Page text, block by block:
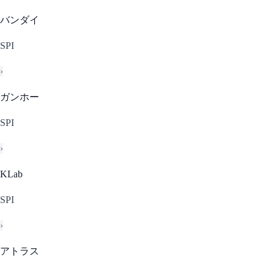
バンダイ
SPI
›
ガンホー
SPI
›
KLab
SPI
›
アトラス